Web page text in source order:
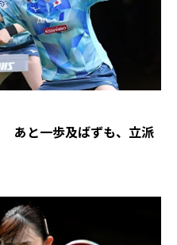
あと一歩及ばずも、立派